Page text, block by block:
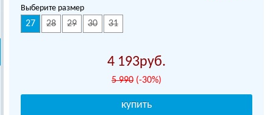
Выберите размер
27 28 29 30 31
4 193
5 990 (-30%)